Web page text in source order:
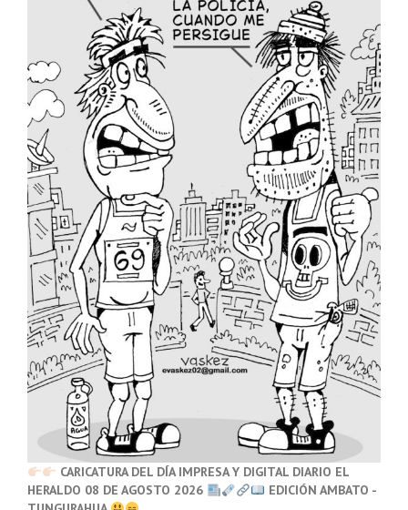
CARICATURA DEL DÍA IMPRESA Y DIGITAL DIARIO EL
HERALDO 08 DE AGOSTO 2026
EDICIÓN AMBATO -